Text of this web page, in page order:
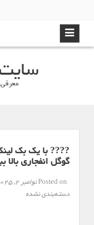
content
???? با یک بک
گوگل انفجاری بالا
Posted onنوامبر 2, 2025
دسته‌بندی نشده